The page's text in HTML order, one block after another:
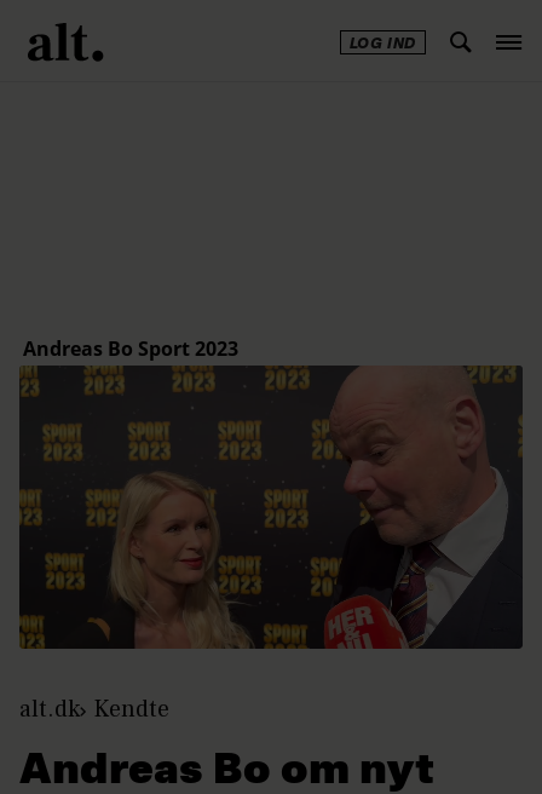
LOG IND
alt.dk Kendte
Andreas Bo om nyt